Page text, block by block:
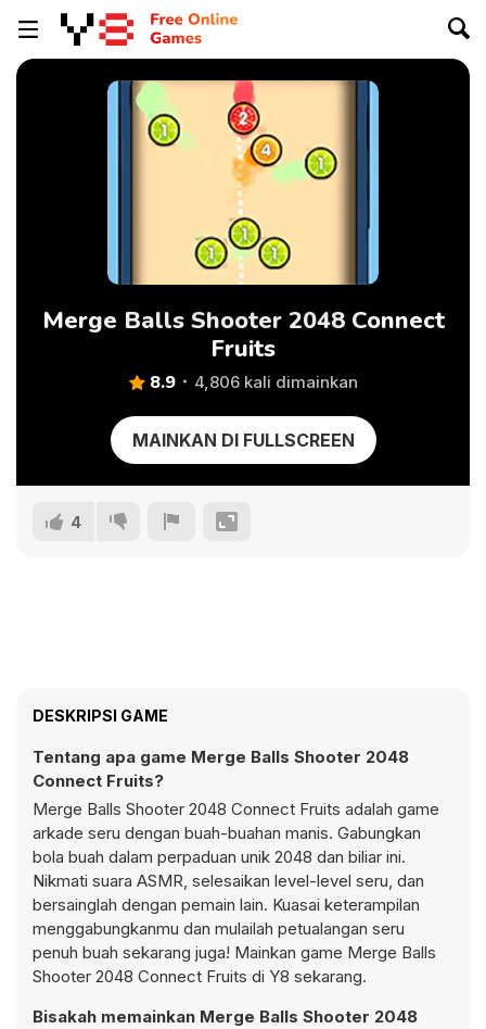
Merge Balls Shooter 2048 Connect
Fruits
8.9 4,806 kali dimainkan
MAINKAN DI FULLSCREEN
4
DESKRIPSI GAME
Tentang apa game Merge Balls Shooter 2048
Connect Fruits?
Merge Balls Shooter 2048 Connect Fruits adalah game
arkade seru dengan buah-buahan manis. Gabungkan
bola buah dalam perpaduan unik 2048 dan biliar ini.
Nikmati suara ASMR, selesaikan level-level seru, dan
bersainglah dengan pemain lain. Kuasai keterampilan
menggabungkanmu dan mulailah petualangan seru
penuh buah sekarang juga! Mainkan game Merge Balls
Shooter 2048 Connect Fruits di Y8 sekarang.
Bisakah memainkan Merge Balls Shooter 2048